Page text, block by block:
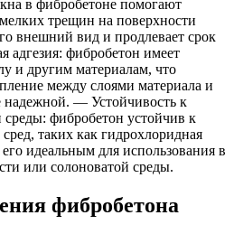
в фибробетоне помогают
трещин на поверхности
внешний вид и продлевает срок
фибробетон имеет
и другим материалам, что
между слоями материала и
надежной. — Устойчивость к
фибробетон устойчив к
таких как гидрохлоридная
идеальным для использования в
или солоноватой среды.
фибробетона